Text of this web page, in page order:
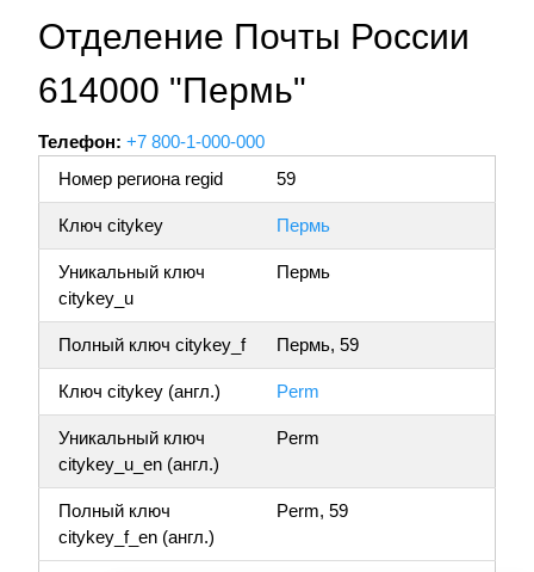
Отделение Почты России
614000 "Пермь"
Телефон: +7 800-1-000-000
Номер региона regid
59
Ключ citykey Пермь
Уникальный ключ
citykey_u
Пермь
Полный ключ citykey_f Пермь, 59
Ключ citykey (англ.) Perm
Уникальный ключ
citykey_u_en (англ.)
Perm
Полный ключ
citykey_f_en (англ.)
Perm, 59